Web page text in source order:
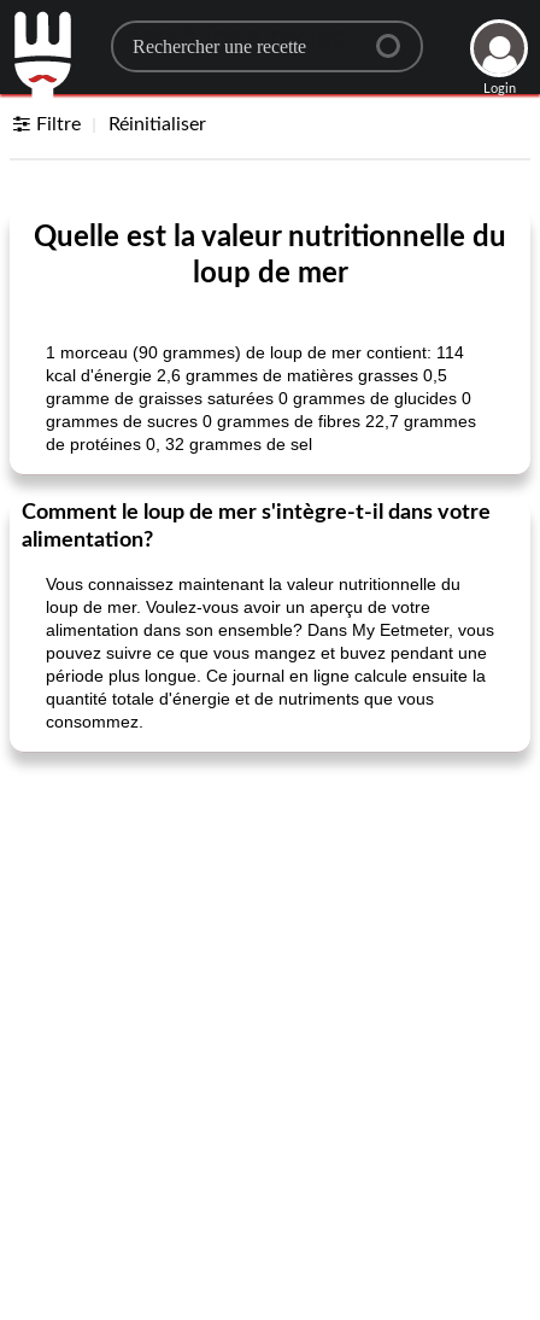
Search for a recipe
Login
Filtre Réinitialiser
Quelle est la valeur nutritionnelle du
loup de mer
1 morceau (90 grammes) de loup de mer contient: 114
kcal d'énergie 2,6 grammes de matières grasses 0,5
gramme de graisses saturées 0 grammes de glucides 0
grammes de sucres 0 grammes de fibres 22,7 grammes
de protéines 0, 32 grammes de sel
Comment le loup de mer s'intègre-t-il dans votre
alimentation?
Vous connaissez maintenant la valeur nutritionnelle du
loup de mer. Voulez-vous avoir un aperçu de votre
alimentation dans son ensemble? Dans My Eetmeter, vous
pouvez suivre ce que vous mangez et buvez pendant une
période plus longue. Ce journal en ligne calcule ensuite la
quantité totale d'énergie et de nutriments que vous
consommez.